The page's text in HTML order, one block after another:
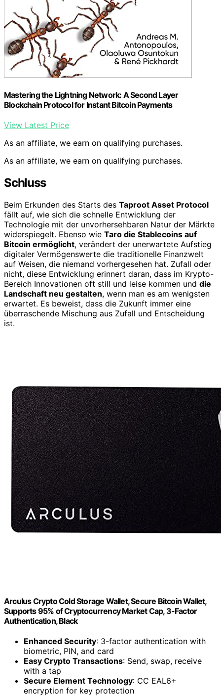
Mastering the Lightning Network: A Second Layer
Blockchain Protocol for Instant Bitcoin Payments
View Latest Price
As an affiliate, we earn on qualifying purchases.
As an affiliate, we earn on qualifying purchases.
Schluss
Beim Erkunden des Starts des Taproot Asset Protocol
fällt auf, wie sich die schnelle Entwicklung der
Technologie mit der unvorhersehbaren Natur der Märkte
widerspiegelt. Ebenso wie Taro die Stablecoins auf
Bitcoin ermöglicht, verändert der unerwartete Aufstieg
digitaler Vermögenswerte die traditionelle Finanzwelt
auf Weisen, die niemand vorhergesehen hat. Zufall oder
nicht, diese Entwicklung erinnert daran, dass im Krypto-
Bereich Innovationen oft still und leise kommen und die
Landschaft neu gestalten, wenn man es am wenigsten
erwartet. Es beweist, dass die Zukunft immer eine
überraschende Mischung aus Zufall und Entscheidung
ist.
Arculus Crypto Cold Storage Wallet, Secure Bitcoin Wallet,
Supports 95% of Cryptocurrency Market Cap, 3-Factor
Authentication, Black
Enhanced Security: 3-factor authentication with
biometric, PIN, and card
Easy Crypto Transactions: Send, swap, receive
with a tap
Secure Element Technology: CC EAL6+
encryption for key protection